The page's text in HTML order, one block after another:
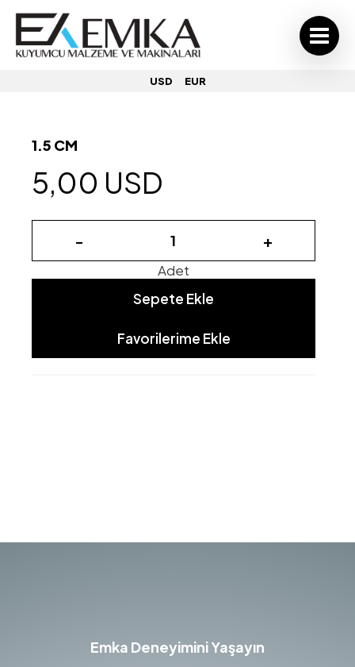
USD EUR
1.5 CM
5,00 USD
- +
Adet
Sepete Ekle
Favorilerime Ekle
Emka Deneyimini Yaşayın